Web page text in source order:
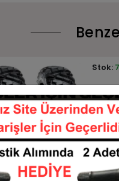
Stok: 4